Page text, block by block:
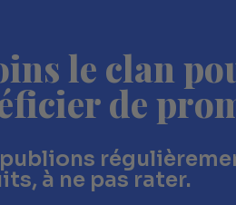
le clan
de
à ne pas rater.